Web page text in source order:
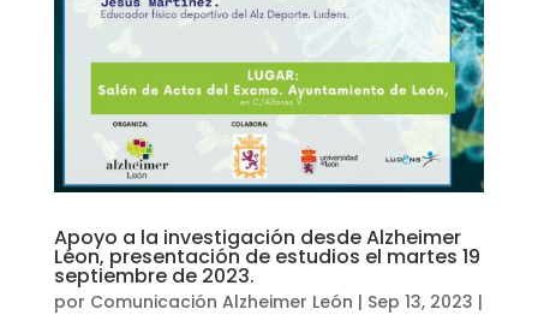
Apoyo a la investigación desde Alzheimer
Léon, presentación de estudios el martes 19
septiembre de 2023.
por Comunicación Alzheimer León | Sep 13, 2023 |